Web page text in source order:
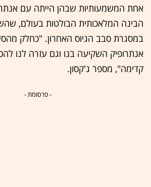
אחת המשמעותיות שבהן הייתה עם
הבינה המלאכותית הבולטות בעולם,
במסגרת סבב הגיוס האחרון. "כחלק
אנתרופיק השקיעה בנו וגם עזרה לנו
קדימה", מספר ג'קסון.
- פרסומת -